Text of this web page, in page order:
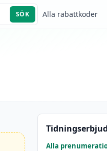
SÖK Alla rabattkoder
Alla